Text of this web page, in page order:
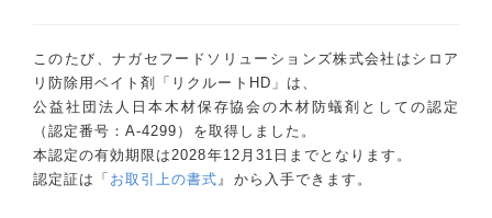
シロアリの被害から家を守るには
シロアリ防除業者選びのポイント
ハウスメーカー・工務店の方
認定オペレーターの方
このたび、ナガセフードソリューションズ株式会社はシロア
リ防除用ベイト剤「リクルートHD」は、
公益社団法人日本木材保存協会の木材防蟻剤としての認定
（認定番号：A-4299）を取得しました。
本認定の有効期限は2028年12月31日までとなります。
認定証は「 お取引上の書式』から入手できます。